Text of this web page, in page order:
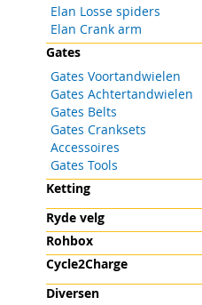
Elan Losse spiders
Elan Crank arm
Gates
Gates Voortandwielen
Gates Achtertandwielen
Gates Belts
Gates Cranksets
Accessoires
Gates Tools
Ketting
Ryde velg
Rohbox
Cycle2Charge
Diversen